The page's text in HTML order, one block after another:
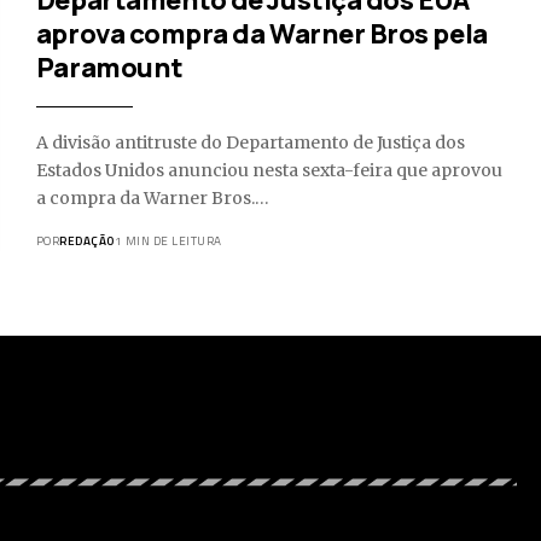
aprova compra da Warner Bros pela
Paramount
A divisão antitruste do Departamento de Justiça dos
Estados Unidos anunciou nesta sexta-feira que aprovou
a compra da Warner Bros.…
PORREDAÇÃO1 MIN DE LEITURA